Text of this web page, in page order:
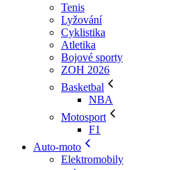
Tenis
Lyžování
Cyklistika
Atletika
Bojové sporty
ZOH 2026
Basketbal
NBA
Motosport
F1
Auto-moto
Elektromobily